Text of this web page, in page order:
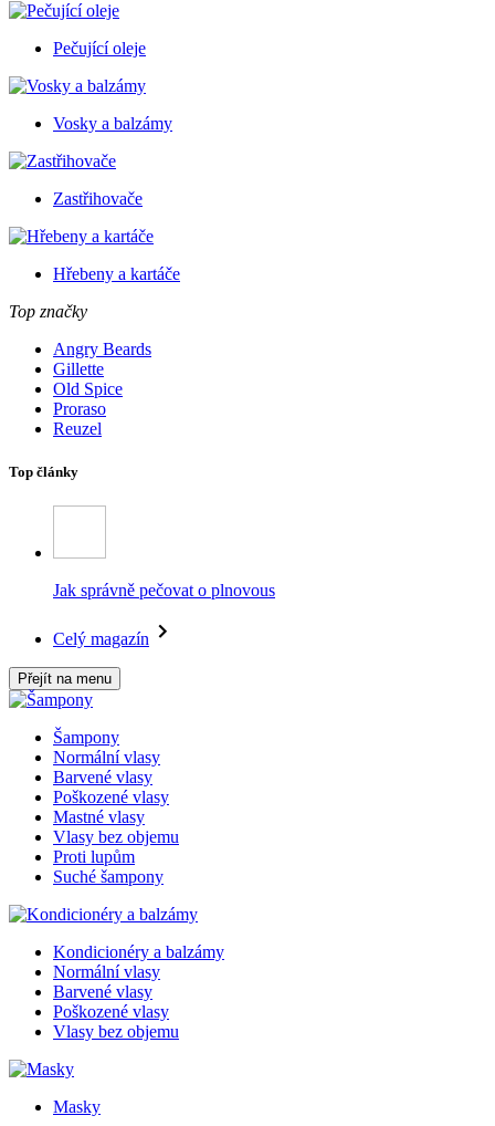
Pečující oleje
Vosky a balzámy
Zastřihovače
Hřebeny a kartáče
Top značky
Angry Beards
Gillette
Old Spice
Proraso
Reuzel
Top články
Jak správně pečovat o plnovous
Celý magazín
Přejít na menu
Šampony
Normální vlasy
Barvené vlasy
Poškozené vlasy
Mastné vlasy
Vlasy bez objemu
Proti lupům
Suché šampony
Kondicionéry a balzámy
Normální vlasy
Barvené vlasy
Poškozené vlasy
Vlasy bez objemu
Masky